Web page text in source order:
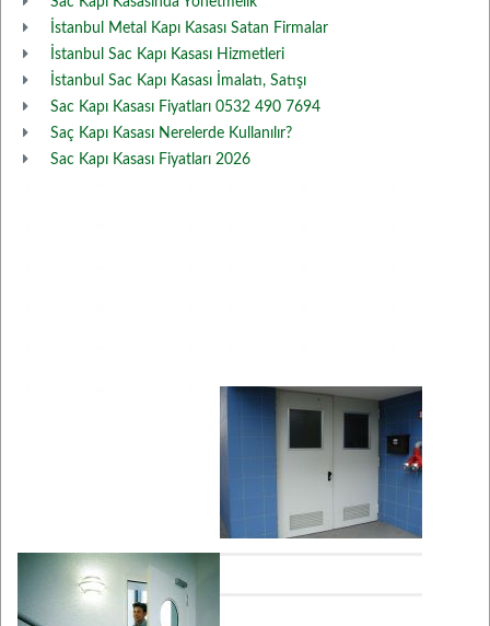
İstanbul Metal Kapı Kasası Satan Firmalar
İstanbul Sac Kapı Kasası Hizmetleri
İstanbul Sac Kapı Kasası İmalatı, Satışı
Sac Kapı Kasası Fiyatları 0532 490 7694
Saç Kapı Kasası Nerelerde Kullanılır?
Sac Kapı Kasası Fiyatları 2026